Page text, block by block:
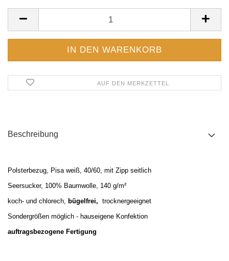
AUF DEN MERKZETTEL
Beschreibung
Polsterbezug, Pisa weiß, 40/60, mit Zipp seitlich
Seersucker, 100% Baumwolle, 140 g/m²
koch- und chlorech, bügelfrei, trocknergeeignet
Sondergrößen möglich - hauseigene Konfektion
auftragsbezogene Fertigung